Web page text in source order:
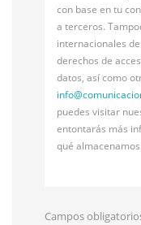
con base en tu
a terceros.
internacionales
derechos de
datos, así como
info@
puedes visitar
entontarás más
qué
Campos